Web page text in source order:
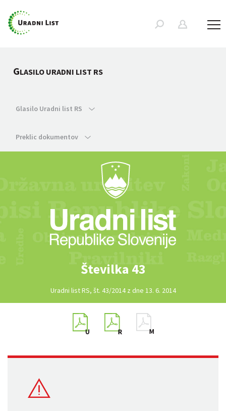
GLASILO URADNI LIST RS
Glasilo Uradni list RS
Preklic dokumentov
Številka 43
Uradni list RS, št. 43/2014 z dne 13. 6. 2014